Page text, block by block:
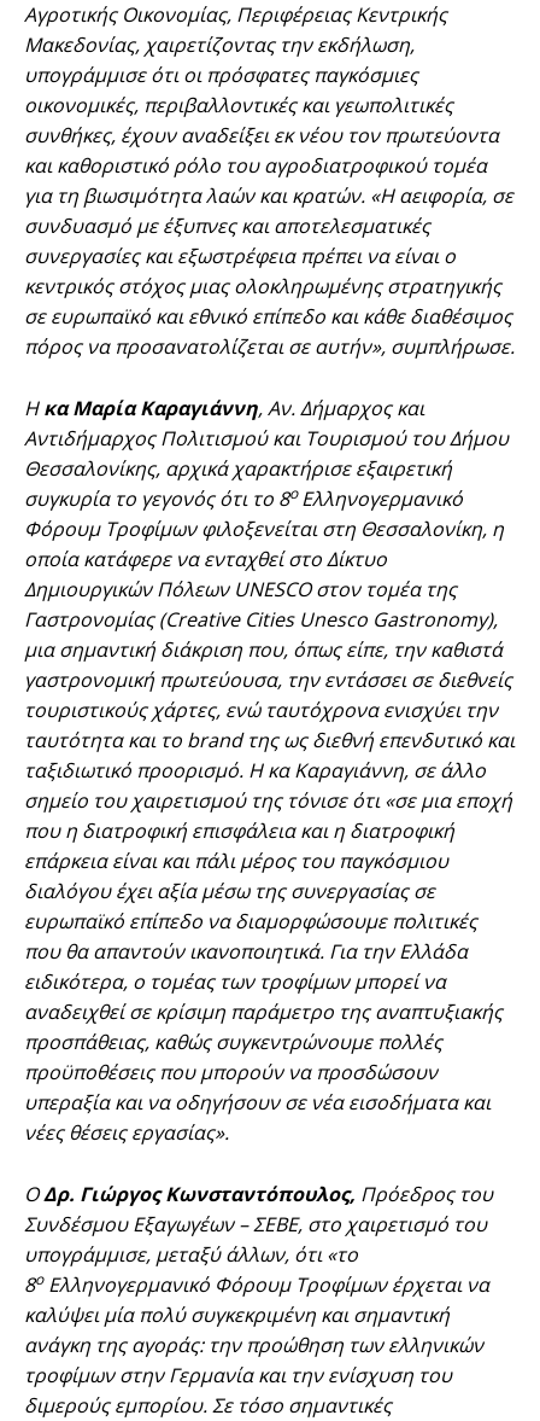
Αγροτικής Οικονομίας, Περιφέρειας Κεντρικής
Μακεδονίας, χαιρετίζοντας την εκδήλωση,
υπογράμμισε ότι οι πρόσφατες παγκόσμιες
οικονομικές, περιβαλλοντικές και γεωπολιτικές
συνθήκες, έχουν αναδείξει εκ νέου τον πρωτεύοντα
και καθοριστικό ρόλο του αγροδιατροφικού τομέα
για τη βιωσιμότητα λαών και κρατών. «Η αειφορία, σε
συνδυασμό με έξυπνες και αποτελεσματικές
συνεργασίες και εξωστρέφεια πρέπει να είναι ο
κεντρικός στόχος μιας ολοκληρωμένης στρατηγικής
σε ευρωπαϊκό και εθνικό επίπεδο και κάθε διαθέσιμος
πόρος να προσανατολίζεται σε αυτήν», συμπλήρωσε.
Ηκα Μαρία Καραγιάννη, Αν. Δήμαρχος και
Αντιδήμαρχος Πολιτισμού και Τουρισμού του Δήμου
Θεσσαλονίκης, αρχικά χαρακτήρισε εξαιρετική
συγκυρία το γεγονός ότι τo 8οΕλληνογερμανικό
Φόρουμ Τροφίμων φιλοξενείται στη Θεσσαλονίκη, η
οποία κατάφερε να ενταχθεί στο Δίκτυο
Δημιουργικών Πόλεων UNESCO στον τομέα της
Γαστρονομίας (Creative Cities Unesco Gastronomy),
μια σημαντική διάκριση που, όπως είπε, την καθιστά
γαστρονομική πρωτεύουσα, την εντάσσει σε διεθνείς
τουριστικούς χάρτες, ενώ ταυτόχρονα ενισχύει την
ταυτότητα και το brand της ως διεθνή επενδυτικό και
ταξιδιωτικό προορισμό. Η κα Καραγιάννη, σε άλλο
σημείο του χαιρετισμού της τόνισε ότι «σε μια εποχή
που η διατροφική επισφάλεια και η διατροφική
επάρκεια είναι και πάλι μέρος του παγκόσμιου
διαλόγου έχει αξία μέσω της συνεργασίας σε
ευρωπαϊκό επίπεδο να διαμορφώσουμε πολιτικές
που θα απαντούν ικανοποιητικά. Για την Ελλάδα
ειδικότερα, ο τομέας των τροφίμων μπορεί να
αναδειχθεί σε κρίσιμη παράμετρο της αναπτυξιακής
προσπάθειας, καθώς συγκεντρώνουμε πολλές
προϋποθέσεις που μπορούν να προσδώσουν
υπεραξία και να οδηγήσουν σε νέα εισοδήματα και
νέες θέσεις εργασίας».
ΟΔρ. Γιώργος Κωνσταντόπουλος, Πρόεδρος του
Συνδέσμου Εξαγωγέων – ΣΕΒΕ, στο χαιρετισμό του
υπογράμμισε, μεταξύ άλλων, ότι «το
8οΕλληνογερμανικό Φόρουμ Τροφίμων έρχεται να
καλύψει μία πολύ συγκεκριμένη και σημαντική
ανάγκη της αγοράς: την προώθηση των ελληνικών
τροφίμων στην Γερμανία και την ενίσχυση του
διμερούς εμπορίου. Σε τόσο σημαντικές